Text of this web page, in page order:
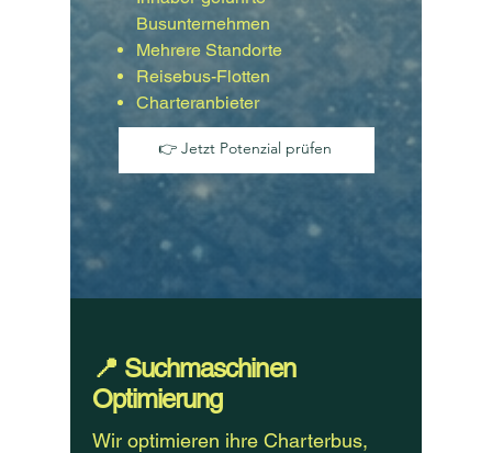
Busunternehmen
Mehrere Standorte
Reisebus-Flotten
Charteranbieter
👉 Jetzt Potenzial prüfen
📍 Suchmaschinen
Optimierung
Wir optimieren ihre Charterbus,